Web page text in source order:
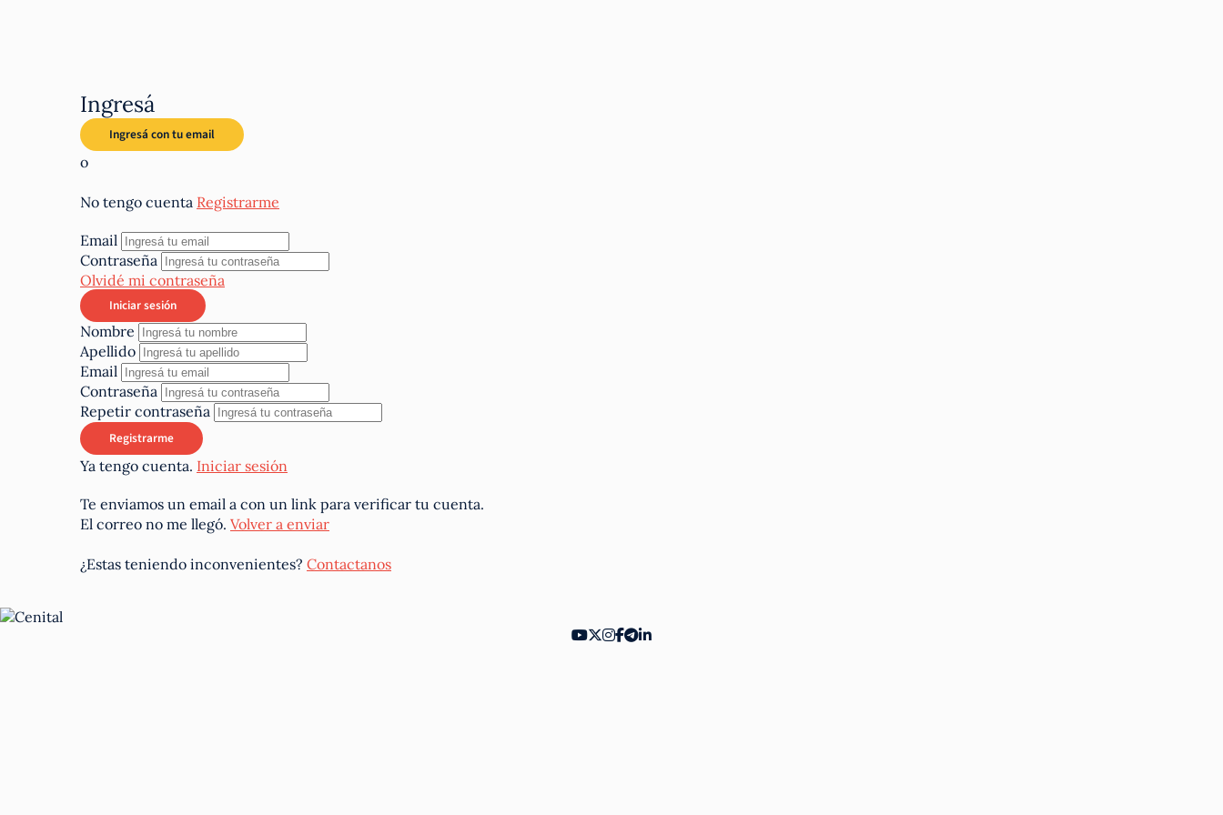
Ingresá
o
No tengo cuenta Registrarme
Email
Contraseña
Olvidé mi contraseña
Nombre
Apellido
Email
Contraseña
Repetir contraseña
Ya tengo cuenta. Iniciar sesión
Te enviamos un email a con un link para verificar tu cuenta.
El correo no me llegó. Volver a enviar
¿Estas teniendo inconvenientes? Contactanos